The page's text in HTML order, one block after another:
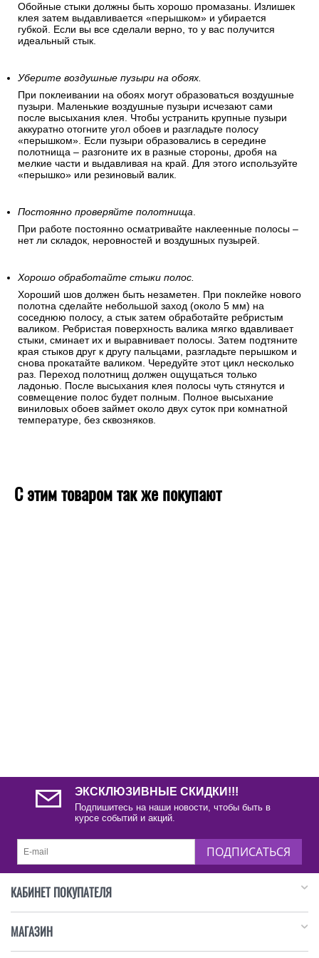
Обойные стыки должны быть хорошо промазаны. Излишек
клея затем выдавливается «перышком» и убирается
губкой. Если вы все сделали верно, то у вас получится
идеальный стык.
Уберите воздушные пузыри на обоях.
При поклеивании на обоях могут образоваться воздушные
пузыри. Маленькие воздушные пузыри исчезают сами
после высыхания клея. Чтобы устранить крупные пузыри
аккуратно отогните угол обоев и разгладьте полосу
«перышком». Если пузыри образовались в середине
полотнища – разгоните их в разные стороны, дробя на
мелкие части и выдавливая на край. Для этого используйте
«перышко» или резиновый валик.
Постоянно проверяйте полотнища.
При работе постоянно осматривайте наклеенные полосы –
нет ли складок, неровностей и воздушных пузырей.
Хорошо обработайте стыки полос.
Хороший шов должен быть незаметен. При поклейке нового
полотна сделайте небольшой заход (около 5 мм) на
соседнюю полосу, а стык затем обработайте ребристым
валиком. Ребристая поверхность валика мягко вдавливает
стыки, сминает их и выравнивает полосы. Затем подтяните
края стыков друг к другу пальцами, разгладьте перышком и
снова прокатайте валиком. Чередуйте этот цикл несколько
раз. Переход полотнищ должен ощущаться только
ладонью. После высыхания клея полосы чуть стянутся и
совмещение полос будет полным. Полное высыхание
виниловых обоев займет около двух суток при комнатной
температуре, без сквозняков.
С этим товаром так же покупают
ЭКСКЛЮЗИВНЫЕ СКИДКИ!!!
Подпишитесь на наши новости, чтобы быть в
курсе событий и акций.
ПОДПИСАТЬСЯ
КАБИНЕТ ПОКУПАТЕЛЯ
МАГАЗИН